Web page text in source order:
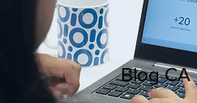
Blog CA